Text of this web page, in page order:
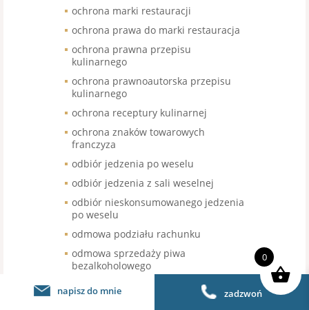
ochrona marki restauracji
ochrona prawa do marki restauracja
ochrona prawna przepisu
kulinarnego
ochrona prawnoautorska przepisu
kulinarnego
ochrona receptury kulinarnej
ochrona znaków towarowych
franczyza
odbiór jedzenia po weselu
odbiór jedzenia z sali weselnej
odbiór nieskonsumowanego jedzenia
po weselu
odmowa podziału rachunku
odmowa sprzedaży piwa
bezalkoholowego
odroczenie terminu wymiany kasy
fiskalnej
napisz do mnie zadzwoń
0